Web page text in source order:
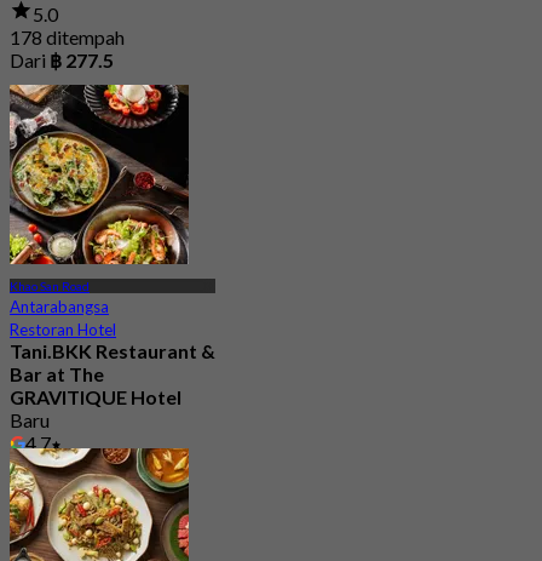
5.0
178 ditempah
Dari ฿ 277.5
Khao San Road
Antarabangsa
Restoran Hotel
Tani.BKK Restaurant &
Bar at The
GRAVITIQUE Hotel
Baru
4.7
Dari฿ 530